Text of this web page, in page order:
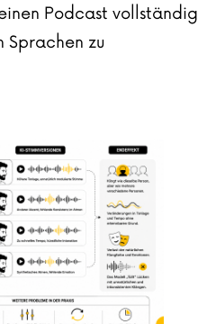
Podcast vollständig
Sprachen zu